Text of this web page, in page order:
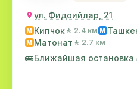
ул. Фидоийлар, 21
M Кипчок 🚶 2.4 км M
M Матонат 🚶 2.7 км
🚌Ближайшая остановка